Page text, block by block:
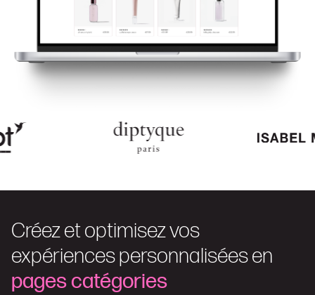
Créez et optimisez vos
expériences personnalisées en
pages catégories